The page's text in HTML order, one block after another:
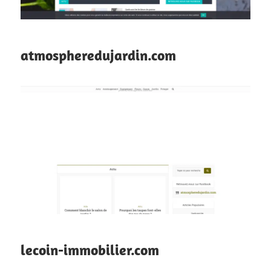
atmospheredujardin.com
lecoin-immobilier.com